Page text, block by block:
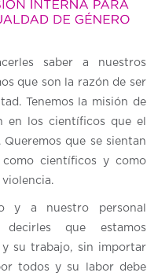
saber a nuestros
que son la razón de ser
Tenemos la misión de
en los científicos que el
que se sientan
como científicos y como
y a nuestro personal
que estamos
su trabajo, sin importar
todos y su labor debe